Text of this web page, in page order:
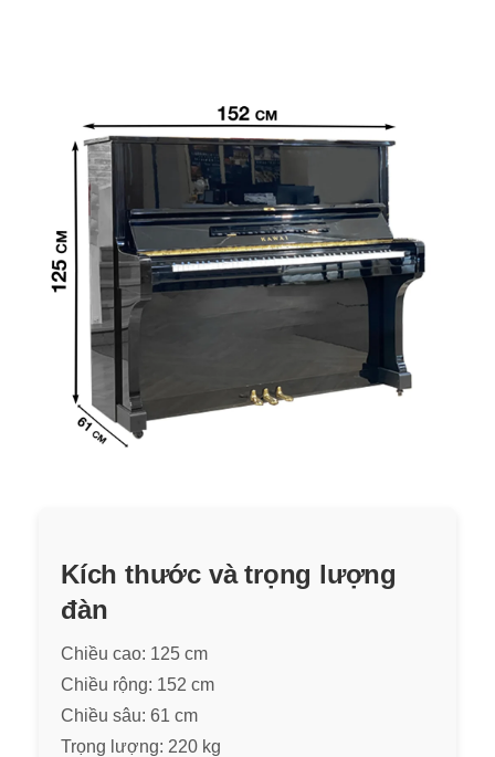
Kích thước và trọng lượng
đàn
Chiều cao: 125 cm
Chiều rộng: 152 cm
Chiều sâu: 61 cm
Trọng lượng: 220 kg